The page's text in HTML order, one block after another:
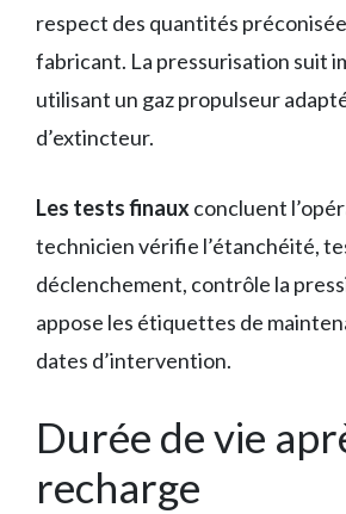
respect des quantités
fabricant. La pressurisation suit
utilisant un gaz propulseur
d’extincteur.
Les tests finauxconcluent
technicien vérifie l’étanchéité,
déclenchement, contrôle la
appose les étiquettes de
dates d’intervention.
Durée de vie
recharge